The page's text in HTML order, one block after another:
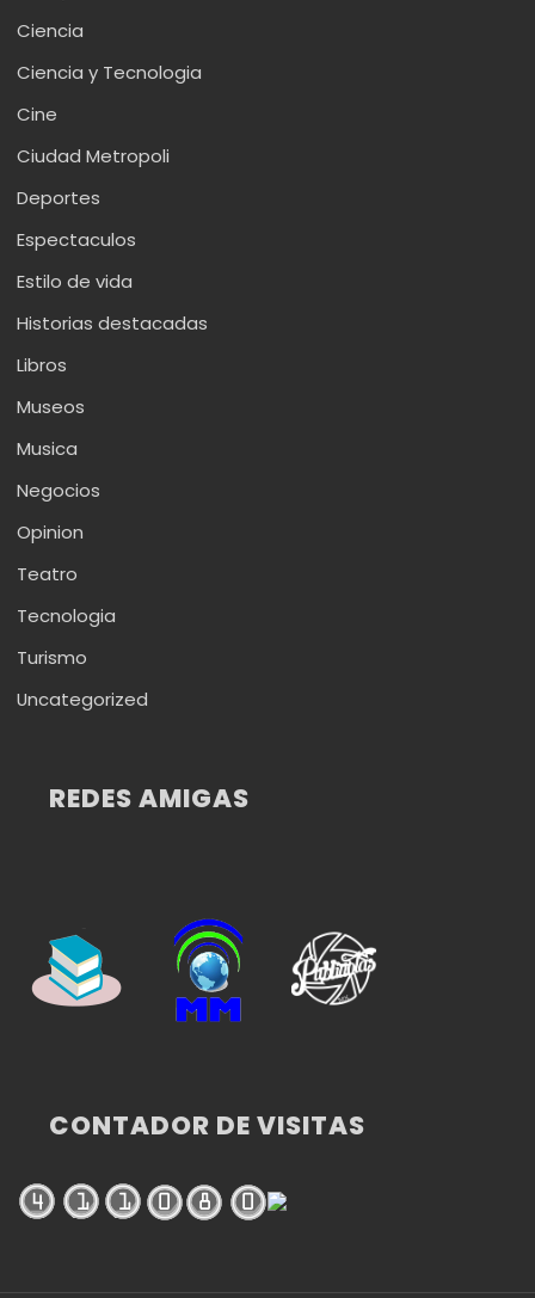
Ciencia
Ciencia y Tecnologia
Cine
Ciudad Metropoli
Deportes
Espectaculos
Estilo de vida
Historias destacadas
Libros
Museos
Musica
Negocios
Opinion
Teatro
Tecnologia
Turismo
Uncategorized
REDES AMIGAS
CONTADOR DE VISITAS